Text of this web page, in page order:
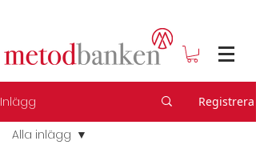
Inlägg Registrera
Alla inlägg